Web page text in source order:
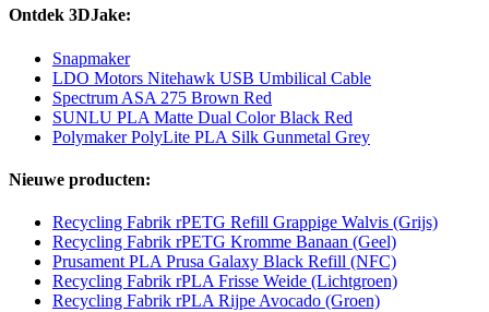
Ontdek 3DJake:
Snapmaker
LDO Motors Nitehawk USB Umbilical Cable
Spectrum ASA 275 Brown Red
SUNLU PLA Matte Dual Color Black Red
Polymaker PolyLite PLA Silk Gunmetal Grey
Nieuwe producten:
Recycling Fabrik rPETG Refill Grappige Walvis (Grijs)
Recycling Fabrik rPETG Kromme Banaan (Geel)
Prusament PLA Prusa Galaxy Black Refill (NFC)
Recycling Fabrik rPLA Frisse Weide (Lichtgroen)
Recycling Fabrik rPLA Rijpe Avocado (Groen)